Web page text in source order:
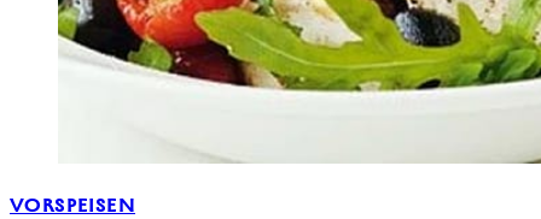
VORSPEISEN